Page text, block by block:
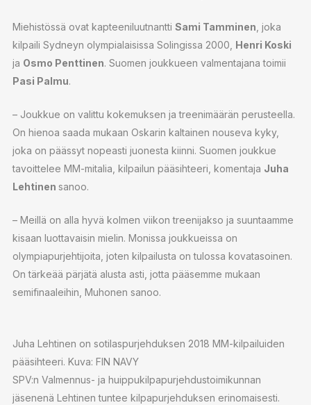
Miehistössä ovat kapteeniluutnantti Sami Tamminen , joka
kilpaili Sydneyn olympialaisissa Solingissa 2000, Henri Koski
ja Osmo Penttinen. Suomen joukkueen valmentajana toimii
Pasi Palmu.
– Joukkue on valittu kokemuksen ja treenimäärän perusteella.
On hienoa saada mukaan Oskarin kaltainen nouseva kyky,
joka on päässyt nopeasti juonesta kiinni. Suomen joukkue
tavoittelee MM-mitalia, kilpailun pääsihteeri, komentaja Juha
Lehtinen sanoo.
– Meillä on alla hyvä kolmen viikon treenijakso ja suuntaamme
kisaan luottavaisin mielin. Monissa joukkueissa on
olympiapurjehtijoita, joten kilpailusta on tulossa kovatasoinen.
On tärkeää pärjätä alusta asti, jotta pääsemme mukaan
semifinaaleihin, Muhonen sanoo.
Juha Lehtinen on sotilaspurjehduksen 2018 MM-kilpailuiden
pääsihteeri. Kuva: FIN NAVY
SPV:n Valmennus- ja huippukilpapurjehdustoimikunnan
jäsenenä Lehtinen tuntee kilpapurjehduksen erinomaisesti.